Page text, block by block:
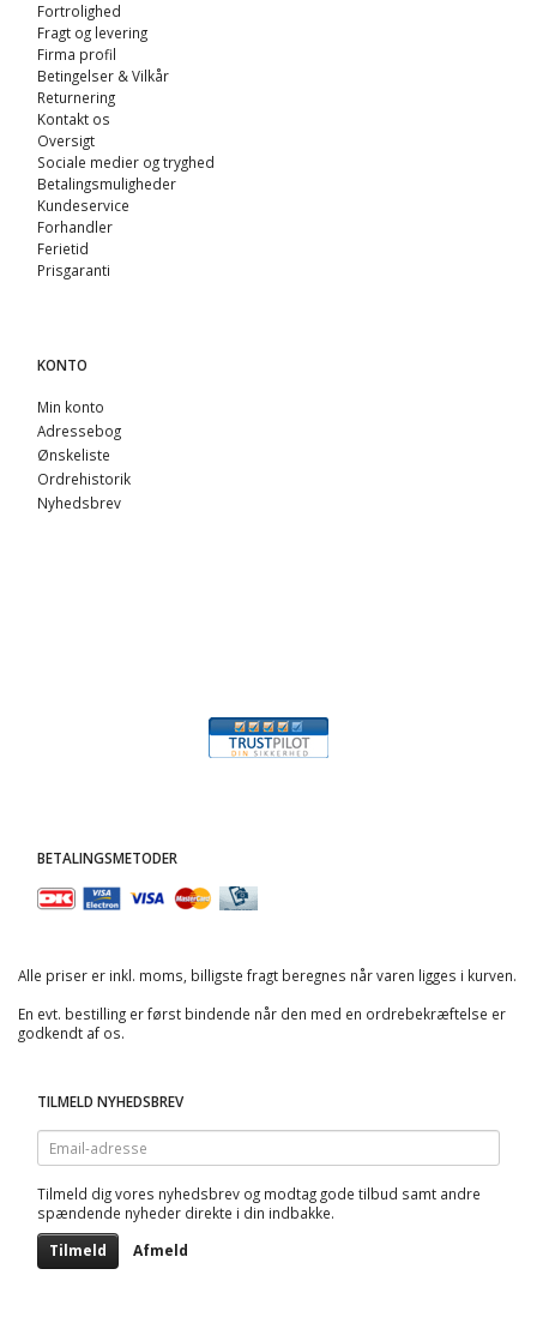
Fortrolighed
Fragt og levering
Firma profil
Betingelser & Vilkår
Returnering
Kontakt os
Oversigt
Sociale medier og tryghed
Betalingsmuligheder
Kundeservice
Forhandler
Ferietid
Prisgaranti
KONTO
Min konto
Adressebog
Ønskeliste
Ordrehistorik
Nyhedsbrev
BETALINGSMETODER
Alle priser er inkl. moms, billigste fragt beregnes når varen ligges i kurven.
En evt. bestilling er først bindende når den med en ordrebekræftelse er
godkendt af os.
TILMELD NYHEDSBREV
Email-
adresse
Tilmeld dig vores nyhedsbrev og modtag gode tilbud samt andre
spændende nyheder direkte i din indbakke.
Tilmeld Afmeld